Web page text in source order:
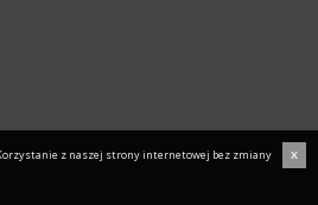
X
z naszej strony internetowej bez zmiany